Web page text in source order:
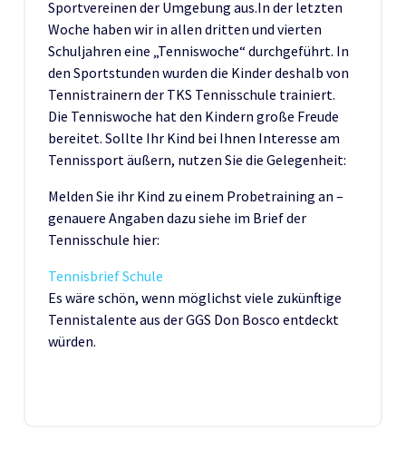
Sportvereinen der Umgebung aus.In der letzten
Woche haben wir in allen dritten und vierten
Schuljahren eine „Tenniswoche“ durchgeführt. In
den Sportstunden wurden die Kinder deshalb von
Tennistrainern der TKS Tennisschule trainiert.
Die Tenniswoche hat den Kindern große Freude
bereitet. Sollte Ihr Kind bei Ihnen Interesse am
Tennissport äußern, nutzen Sie die Gelegenheit:
Melden Sie ihr Kind zu einem Probetraining an –
genauere Angaben dazu siehe im Brief der
Tennisschule hier:
Tennisbrief Schule
Es wäre schön, wenn möglichst viele zukünftige
Tennistalente aus der GGS Don Bosco entdeckt
würden.